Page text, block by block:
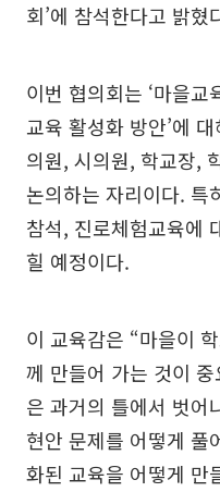
회’에 참석한다고 밝혔
이번 협의회는 ‘마을
교육 활성화 방안’에
의원, 시의원, 학교장,
논의하는 자리이다. 특
참석, 진로체험교육에
힐 예정이다.
이 교육감은 “마을이
께 만들어 가는 것이
은 과거의 틀에서 벗어
현안 문제를 어떻게 풀
화된 교육을 어떻게 만